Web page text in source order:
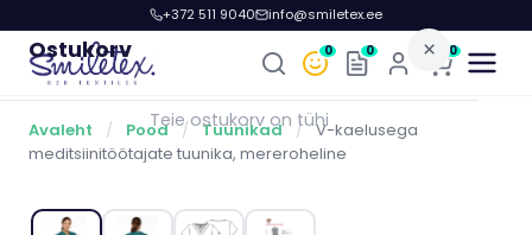
+372 511 9040 info@smiletex.ee
0 0 0
Avaleht / Pood / Tuunikad / V-kaelusega
meditsiinitöötajate tuunika, mereroheline
Ostukorv ×
Teie ostukorv on tühi